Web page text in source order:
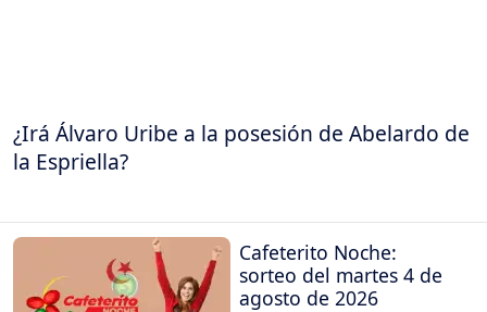
¿Irá Álvaro Uribe a la posesión de Abelardo de
la Espriella?
Cafeterito Noche:
sorteo del martes 4 de
agosto de 2026